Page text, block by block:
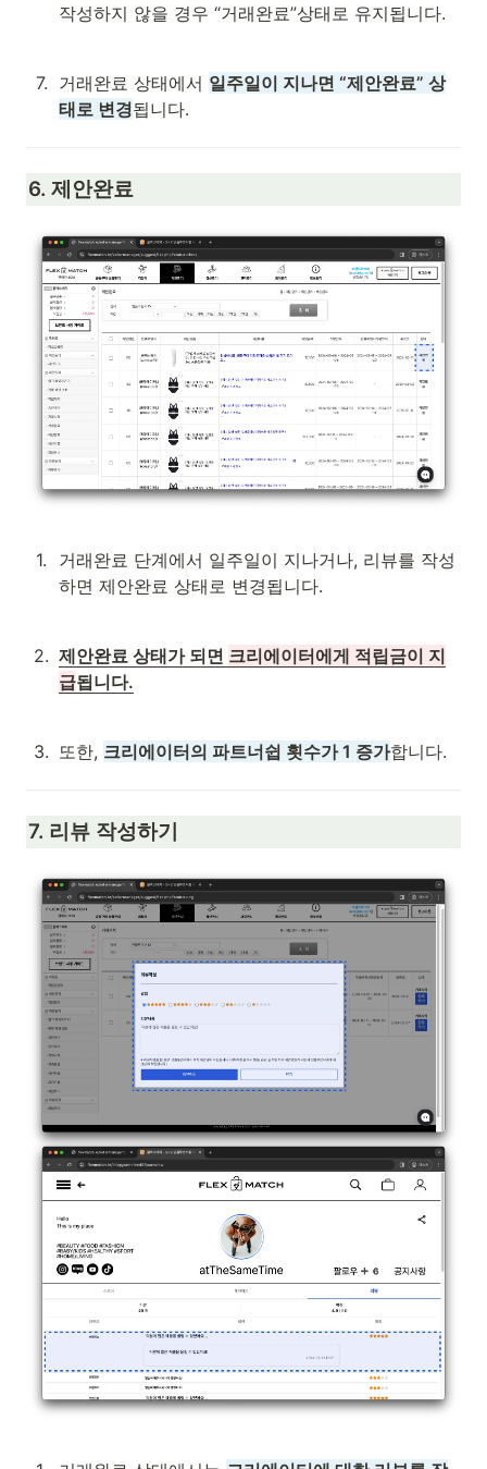
작성하지 않을 경우 “거래완료”상태로 유지됩니다.
7. 거래완료 상태에서 일주일이 지나면 “제안완료” 상
태로 변경됩니다.
6. 제안완료
1.
거래완료 단계에서 일주일이 지나거나, 리뷰를 작성
하면 제안완료 상태로 변경됩니다.
2. 제안완료 상태가 되면 크리에이터에게 적립금이 지
급됩니다.
3. 또한, 크리에이터의 파트너쉽 횟수가 1 증가합니다.
7. 리뷰 작성하기